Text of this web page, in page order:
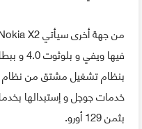
بنظام تشغيل مشتق من نظام
خدمات جوجل و إستبدالها
بثمن 129 أورو.